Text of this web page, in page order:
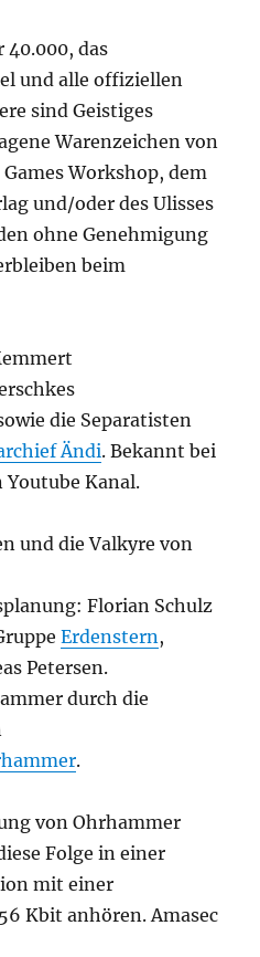
40.000, das
und alle offiziellen
sind Geistiges
Warenzeichen von
Workshop, dem
und/oder des Ulisses
ohne Genehmigung
beim
die Separatisten
Ändi. Bekannt bei
Kanal.
und die Valkyre von
Florian Schulz
Erdenstern,
Petersen.
durch die
.
von Ohrhammer
Folge in einer
mit einer
Kbit anhören. Amasec